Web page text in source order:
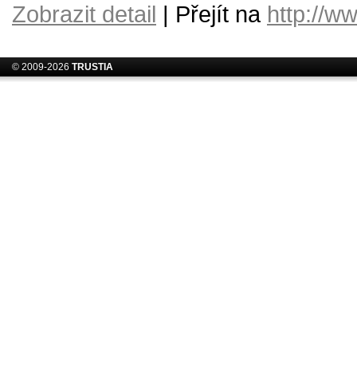
Zobrazit detail | Přejít na http://
© 2009-2026 TRUSTIA